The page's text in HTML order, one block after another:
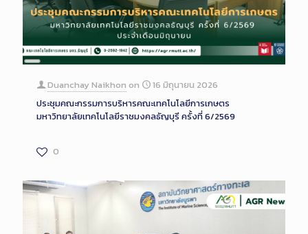
Long
Description
Duanchay Naikhon on
16 มิถุนายน 2026
ประชุมคณะกรรมการบริหารคณะเทคโนโลยีการเกษตร
มหาวิทยาลัยเทคโนโลยีราชมงคลธัญบุรี ครั้งที่ 6/2569
0